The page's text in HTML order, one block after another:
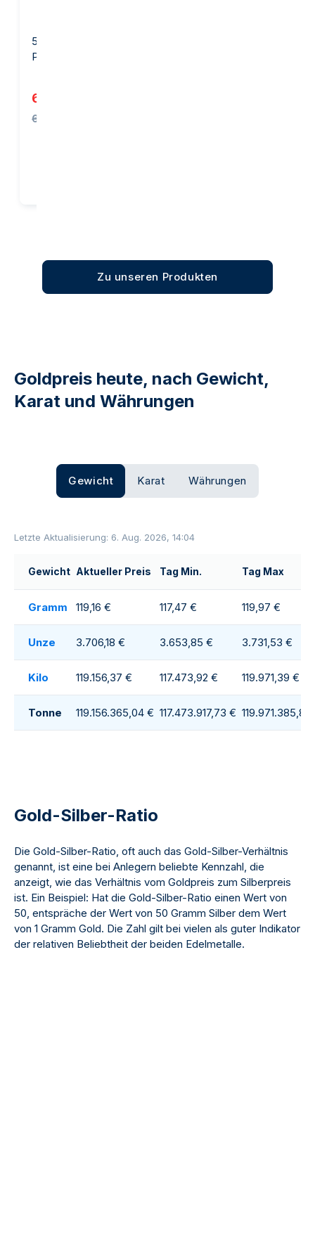
50 Gramm Goldbarren -
PAMP Suisse
6.096,73 €
6.130,04 €
Zu unseren Produkten
Goldpreis heute, nach Gewicht,
Karat und Währungen
Gewicht Karat Währungen
Letzte Aktualisierung: 6. Aug. 2026, 14:04
Gewicht Aktueller Preis Tag Min. Tag Max
Gramm 119,16 € 117,47 € 119,97 €
Unze 3.706,18 € 3.653,85 € 3.731,53 €
Kilo 119.156,37 € 117.473,92 € 119.971,39 €
Tonne 119.156.365,04 € 117.473.917,73 € 119.971.385,86
Gold-Silber-Ratio
Die Gold-Silber-Ratio, oft auch das Gold-Silber-Verhältnis
genannt, ist eine bei Anlegern beliebte Kennzahl, die
anzeigt, wie das Verhältnis vom Goldpreis zum Silberpreis
ist. Ein Beispiel: Hat die Gold-Silber-Ratio einen Wert von
50, entspräche der Wert von 50 Gramm Silber dem Wert
von 1 Gramm Gold. Die Zahl gilt bei vielen als guter Indikator
der relativen Beliebtheit der beiden Edelmetalle.